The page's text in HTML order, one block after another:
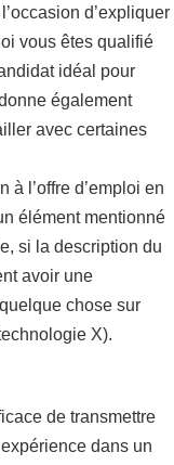
d’expliquer
vous êtes qualifié
idéal pour
également
avec certaines
à l’offre d’emploi en
élément mentionné
si la description du
avoir une
chose sur
X).
de transmettre
dans un